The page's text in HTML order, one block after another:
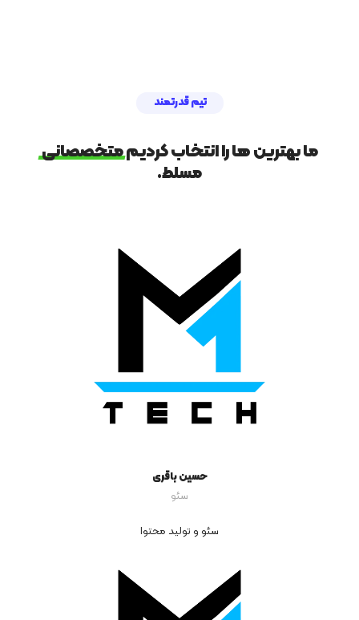
تیم قدرتمند
ما بهترین ها را انتخاب کردیممتخصصانی
مسلط.
حسین باقری
سئو
سئو و تولید محتوا